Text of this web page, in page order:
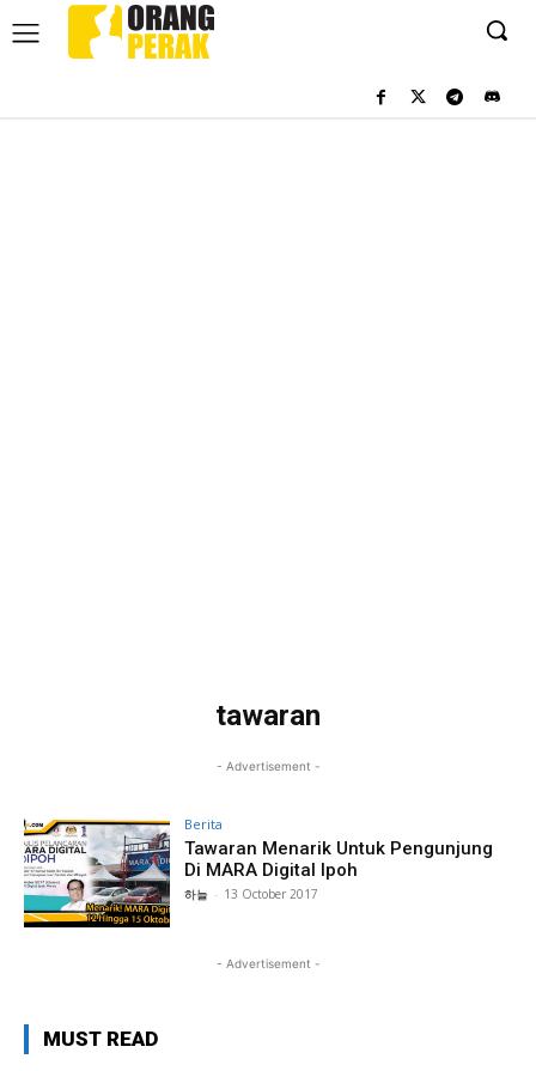
tawaran
- Advertisement -
Berita
Tawaran Menarik Untuk Pengunjung
Di MARA Digital Ipoh
하늘 - 13 October 2017
- Advertisement -
MUST READ